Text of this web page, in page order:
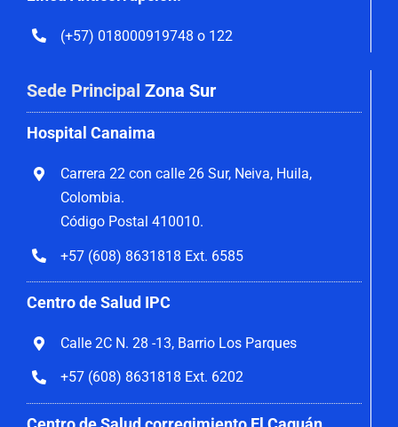
(+57) 018000919748 o 122
Sede Principal Zona Sur
Hospital Canaima
Carrera 22 con calle 26 Sur, Neiva, Huila,
Colombia.
Código Postal 410010.
+57 (608) 8631818 Ext. 6585
Centro de Salud IPC
Calle 2C N. 28 -13, Barrio Los Parques
+57 (608) 8631818 Ext. 6202